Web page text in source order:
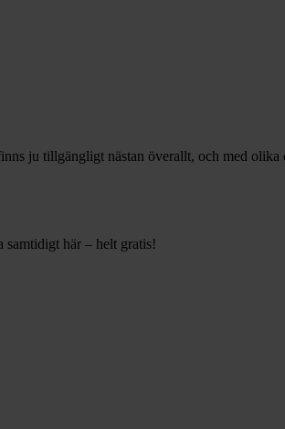
ju tillgängligt nästan överallt, och med olika
samtidigt här – helt gratis!